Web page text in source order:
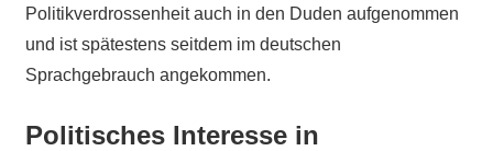
Politikverdrossenheit auch in den Duden aufgenommen
und ist spätestens seitdem im deutschen
Sprachgebrauch angekommen.
Politisches Interesse in